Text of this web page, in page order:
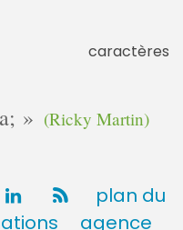
caractères
(Ricky Martin)
plan du
agence